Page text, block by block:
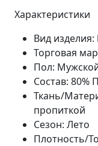
Характеристики
Вид
Торговая
Пол:
Состав: 80%
Ткань/
пропиткой
Сезон: Лето
Плотность/